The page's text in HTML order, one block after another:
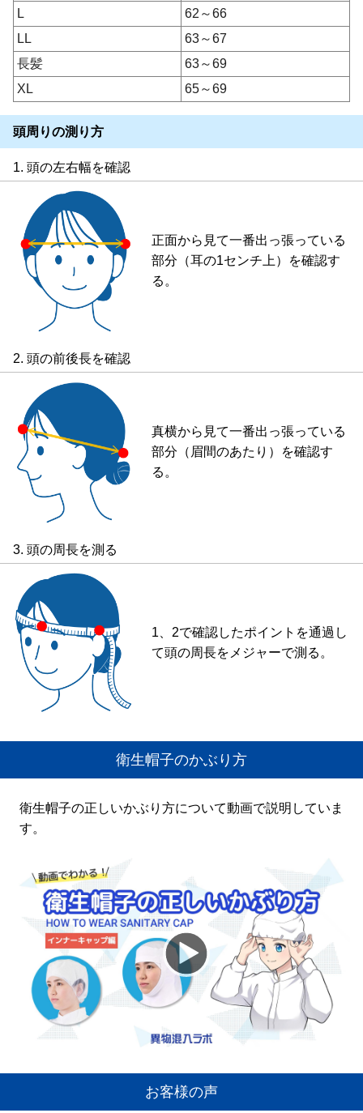
L
62～66
LL
63～67
長髪
63～69
XL
65～69
頭周りの測り方
1. 頭の左右幅を確認
正面から見て一番出っ張っている
部分（耳の1センチ上）を確認す
る。
2. 頭の前後長を確認
真横から見て一番出っ張っている
部分（眉間のあたり）を確認す
る。
3. 頭の周長を測る
1、2で確認したポイントを通過し
て頭の周長をメジャーで測る。
衛生帽子のかぶり方
衛生帽子の正しいかぶり方について動画で説明していま
す。
お客様の声